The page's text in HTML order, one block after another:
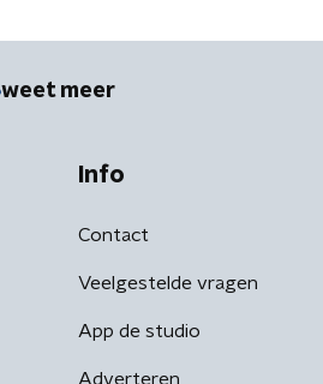
weet meer
Info
Contact
Veelgestelde vragen
App de studio
Adverteren